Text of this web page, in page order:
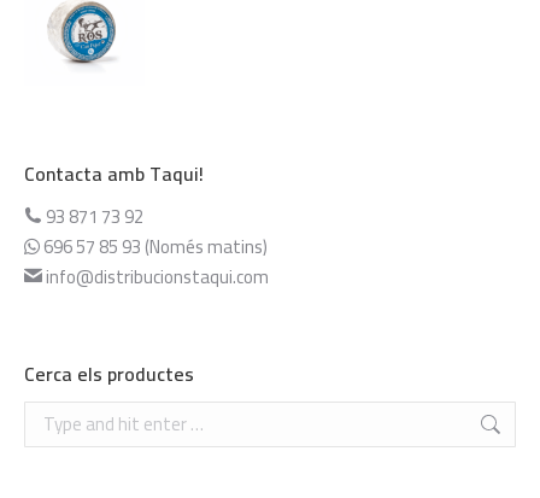
Contacta amb Taqui!
93 871 73 92
696 57 85 93 (Només matins)
info@distribucionstaqui.com
Cerca els productes
Search: